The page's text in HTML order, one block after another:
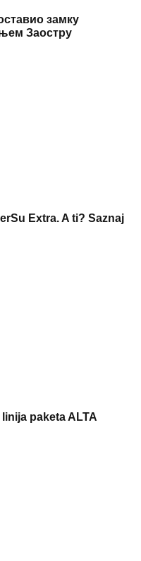
замку
Заостру
Extra. A ti? Saznaj
paketa ALTA